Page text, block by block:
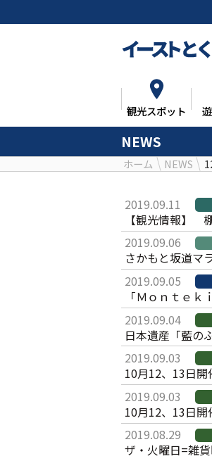
観光スポット
NEWS
ホーム NEWS
2019.09.11
【観光情報
2019.09.06
さかもと坂道マ
2019.09.05
「Ｍｏｎｔｅ
2019.09.04
日本遺産「藍の
2019.09.03
10月12、13日
2019.09.03
10月12、13日
2019.08.29
ザ・火曜日=雑